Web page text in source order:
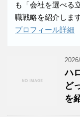
も「会社を選べる
職戦略を紹介します
プロフィール詳細
ハ
ど
を